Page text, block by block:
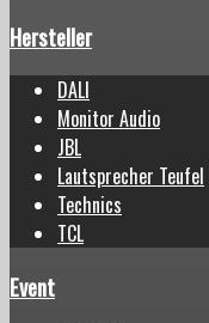
Hersteller
DALI
Monitor Audio
JBL
Lautsprecher Teufel
Technics
TCL
Event